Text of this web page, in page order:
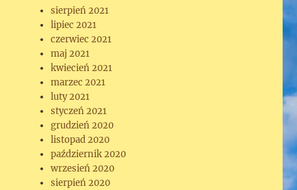
sierpień 2021
lipiec 2021
czerwiec 2021
maj 2021
kwiecień 2021
marzec 2021
luty 2021
styczeń 2021
grudzień 2020
listopad 2020
październik 2020
wrzesień 2020
sierpień 2020